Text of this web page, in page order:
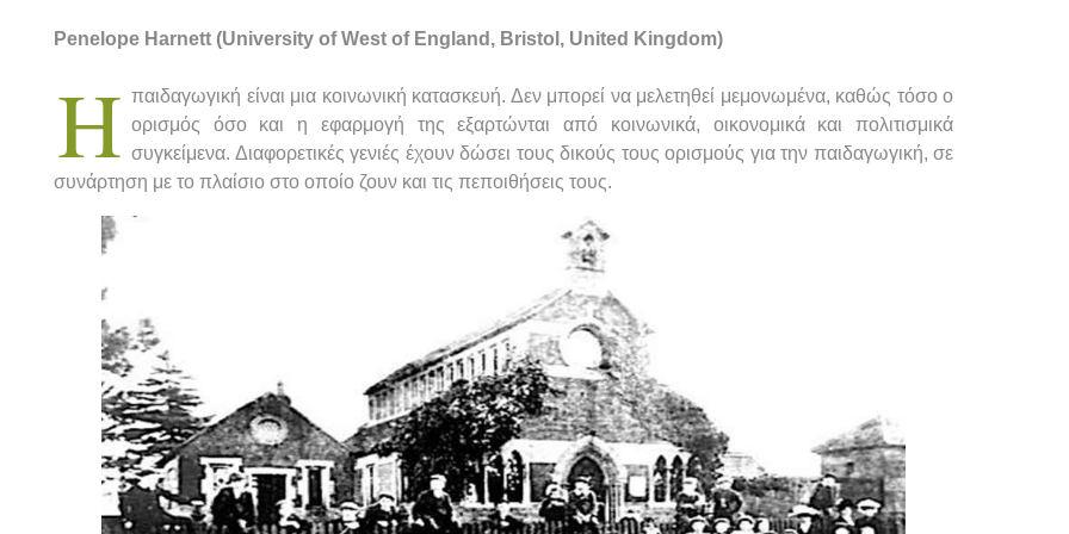
Penelope Harnett (University of West of England, Bristol, United Kingdom)
Η παιδαγωγική είναι μια κοινωνική κατασκευή. Δεν μπορεί να μελετηθεί μεμονωμένα, καθώς τόσο ο
ορισμός όσο και η εφαρμογή της εξαρτώνται από κοινωνικά, οικονομικά και πολιτισμικά
συγκείμενα. Διαφορετικές γενιές έχουν δώσει τους δικούς τους ορισμούς για την παιδαγωγική, σε
συνάρτηση με το πλαίσιο στο οποίο ζουν και τις πεποιθήσεις τους.